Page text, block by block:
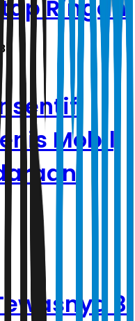
Ringan
Mobil,
3